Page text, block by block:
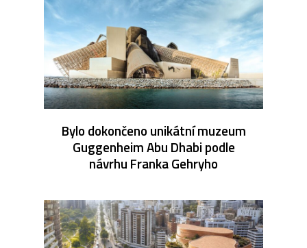
Bylo dokončeno unikátní muzeum
Guggenheim Abu Dhabi podle
návrhu Franka Gehryho